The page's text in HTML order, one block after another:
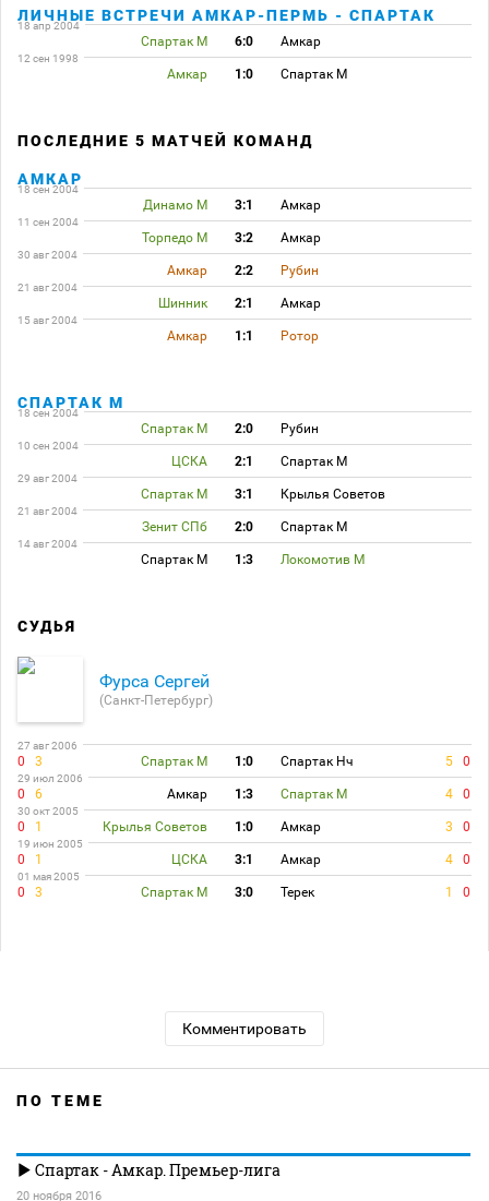
ЛИЧНЫЕ ВСТРЕЧИ АМКАР-ПЕРМЬ - СПАРТАК
18 апр 2004
Спартак М 6:0 Амкар
12 сен 1998
Амкар 1:0 Спартак М
ПОСЛЕДНИЕ 5 МАТЧЕЙ КОМАНД
АМКАР
18 сен 2004
Динамо М 3:1 Амкар
11 сен 2004
Торпедо М 3:2 Амкар
30 авг 2004
Амкар 2:2 Рубин
21 авг 2004
Шинник 2:1 Амкар
15 авг 2004
Амкар 1:1 Ротор
СПАРТАК М
18 сен 2004
Спартак М 2:0 Рубин
10 сен 2004
ЦСКА 2:1 Спартак М
29 авг 2004
Спартак М 3:1 Крылья Советов
21 авг 2004
Зенит СПб 2:0 Спартак М
14 авг 2004
Спартак М 1:3 Локомотив М
СУДЬЯ
Фурса Сергей
(Санкт-Петербург)
27 авг 2006
0 3 Спартак М 1:0 Спартак Нч 5 0
29 июл 2006
0 6 Амкар 1:3 Спартак М 4 0
30 окт 2005
0 1 Крылья Советов 1:0 Амкар 3 0
19 июн 2005
0 1 ЦСКА 3:1 Амкар 4 0
01 мая 2005
0 3 Спартак М 3:0 Терек 1 0
Комментировать
ПО ТЕМЕ
Спартак - Амкар. Премьер-лига
20 ноября 2016